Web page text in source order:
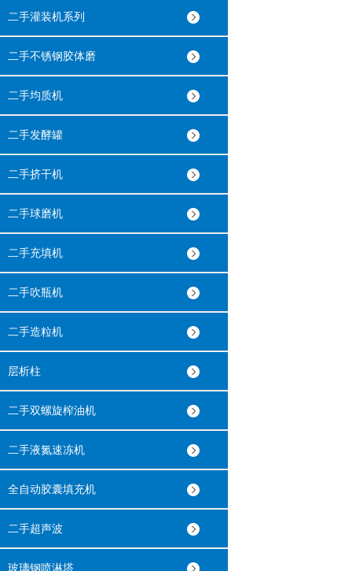
二手灌装机系列
二手不锈钢胶体磨
二手均质机
二手发酵罐
二手挤干机
二手球磨机
二手充填机
二手吹瓶机
二手造粒机
层析柱
二手双螺旋榨油机
二手液氮速冻机
全自动胶囊填充机
二手超声波
玻璃钢喷淋塔